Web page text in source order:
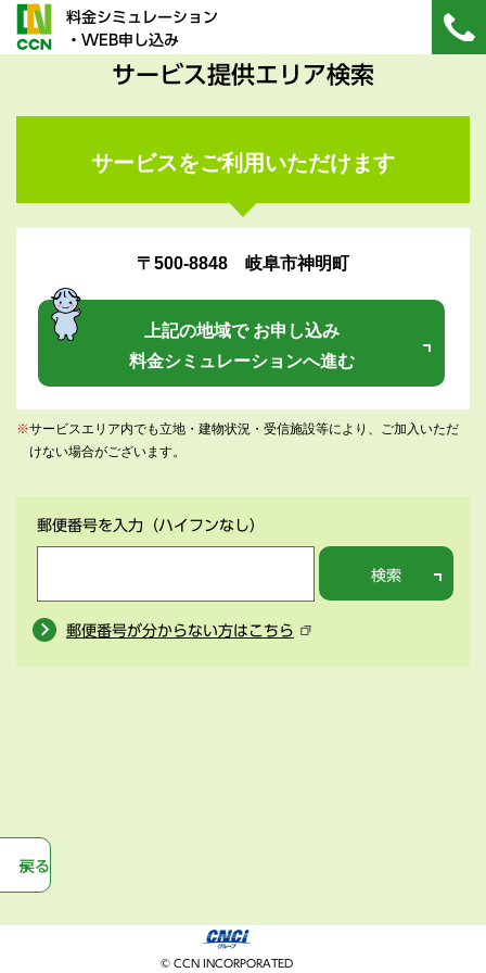
料金シミュレーション
・WEB申し込み
サービス提供エリア検索
サービスをご利用いただけます
〒500-8848 岐阜市神明町
上記の地域で お申し込み
料金シミュレーションへ進む
※サービスエリア内でも立地・建物状況・受信施設等により、ご加入いただ
けない場合がございます。
郵便番号を入力 （ハイフンなし）
検索
郵便番号が分からない方はこちら
戻る
© CCN INCORPORATED